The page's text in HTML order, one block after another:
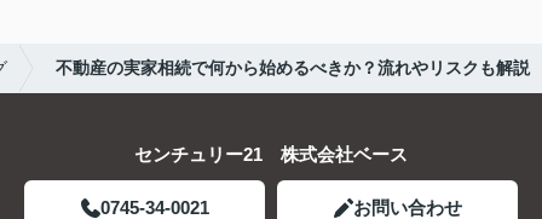
不動産の実家相続で何から始めるべきか？流れやリスクも解説
センチュリー21 株式会社ベース
0745-34-0021 お問い合わせ